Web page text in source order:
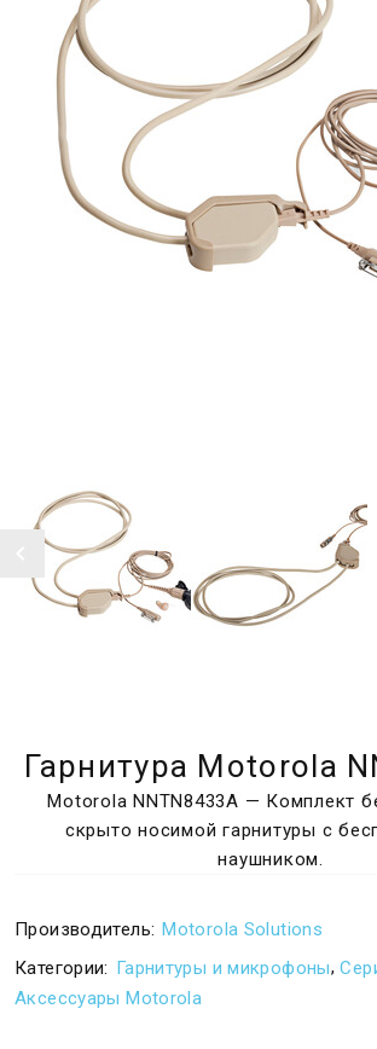
Гарнитура Motorola
Motorola NNTN8433A — Комплект
скрыто носимой гарнитуры с
наушником.
Производитель: Motorola Solutions
Категории: Гарнитуры и микрофоны,
Аксессуары Motorola